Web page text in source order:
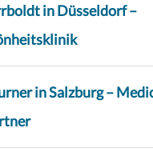
in Düsseldorf –
in Salzburg –